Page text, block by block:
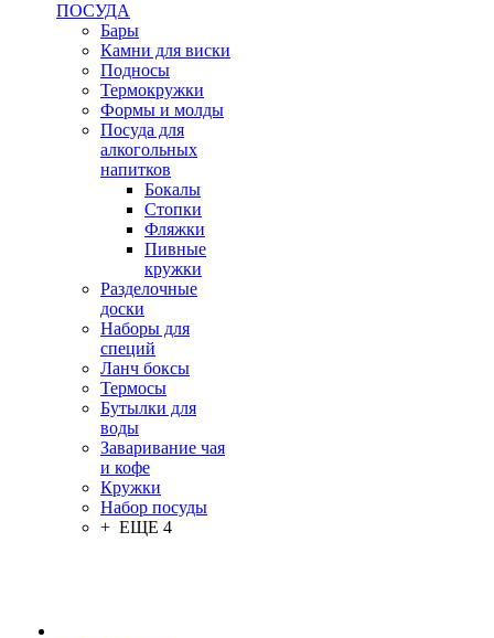
ПОСУДА
Бары
Камни для виски
Подносы
Термокружки
Формы и молды
Посуда для
алкогольных
напитков
Бокалы
Стопки
Фляжки
Пивные
кружки
Разделочные
доски
Наборы для
специй
Ланч боксы
Термосы
Бутылки для
воды
Заваривание чая
и кофе
Кружки
Набор посуды
+ ЕЩЕ 4